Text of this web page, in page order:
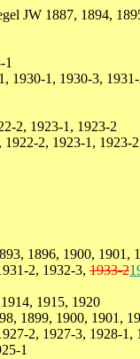
JW 1887, 1894,
1
1930-1, 1930-3,
2, 1923-1, 1923-2
1922-2, 1923-1, 1923-
1896, 1900,
2, 1932-3, 1933-2
1915, 1920
1899, 1900, 1901,
2, 1927-3, 1928-
1